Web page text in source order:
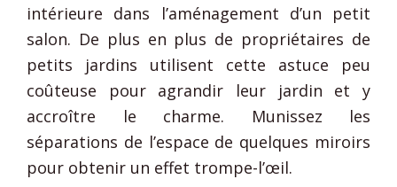
intérieure dans l’aménagement d’un petit
salon. De plus en plus de propriétaires de
petits jardins utilisent cette astuce peu
coûteuse pour agrandir leur jardin et y
accroître le charme. Munissez les
séparations de l’espace de quelques miroirs
pour obtenir un effet trompe-l’œil.